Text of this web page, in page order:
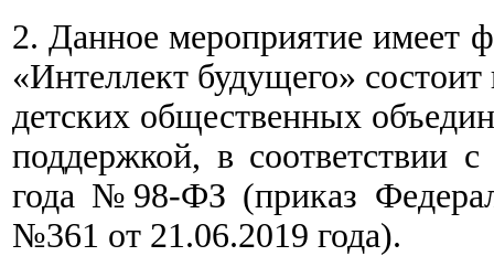
2. Данное мероприятие имеет
«Интеллект будущего»
детских общественных
поддержкой, в соответствии
года №98-ФЗ (приказ
№361 от 21.06.2019 года).